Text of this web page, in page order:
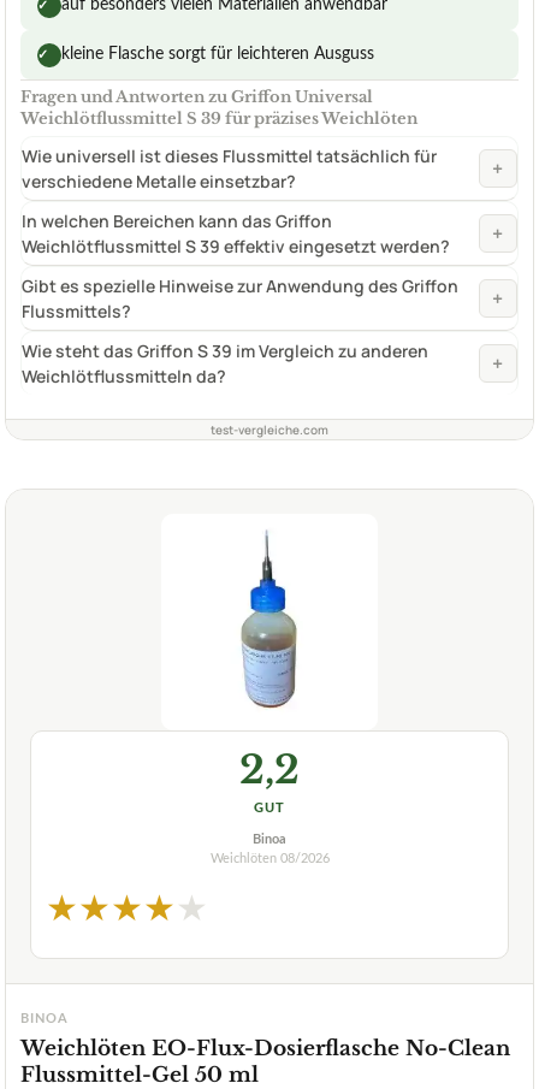
✓ auf besonders vielen Materialien anwendbar
✓ kleine Flasche sorgt für leichteren Ausguss
Fragen und Antworten zu Griffon Universal
Weichlötflussmittel S 39 für präzises Weichlöten
Wie universell ist dieses Flussmittel tatsächlich für
verschiedene Metalle einsetzbar?
+
In welchen Bereichen kann das Griffon
Weichlötflussmittel S 39 effektiv eingesetzt werden?
+
Gibt es spezielle Hinweise zur Anwendung des Griffon
Flussmittels?
+
Wie steht das Griffon S 39 im Vergleich zu anderen
Weichlötflussmitteln da?
+
test-vergleiche.com
2,2
GUT
Binoa
Weichlöten 08/2026
★★★★★
BINOA
Weichlöten EO-Flux-Dosierflasche No-Clean
Flussmittel-Gel 50 ml